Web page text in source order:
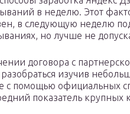
в неделю. Этот
в следующую неделю
но лучше не
договора с
разобраться изучив
с помощью официальных
показатель крупных